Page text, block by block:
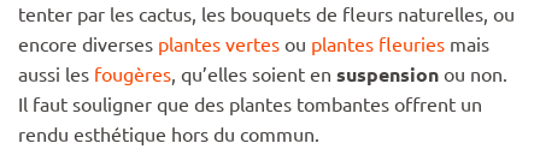
tenter par les cactus, les bouquets de fleurs naturelles, ou
encore diverses plantes vertes ou plantes fleuries mais
aussi les fougères, qu’elles soient en suspension ou non.
Il faut souligner que des plantes tombantes offrent un
rendu esthétique hors du commun.